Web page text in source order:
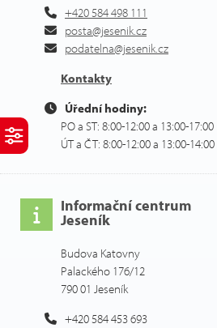
+420 584 498 111
posta@jesenik.cz
podatelna@jesenik.cz
Kontakty
Úřední hodiny:
PO a ST: 8:00-12:00 a 13:00-17:00
ÚT a ČT: 8:00-12:00 a 13:00-14:00
Informační centrum
Jeseník
Budova Katovny
Palackého 176/12
790 01 Jeseník
+420 584 453 693